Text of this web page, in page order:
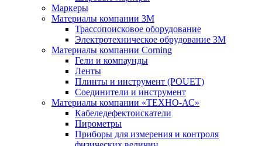
Маркеры
Материалы компании 3М
Трассопоисковое оборудование
Электротехническое обрудование 3М
Материалы компании Corning
Гели и компаунды
Ленты
Плинты и инструмент (POUET)
Соединители и инструмент
Материалы компании «ТЕХНО-АС»
Кабеледефектоискатели
Пирометры
Приборы для измерения и контроля